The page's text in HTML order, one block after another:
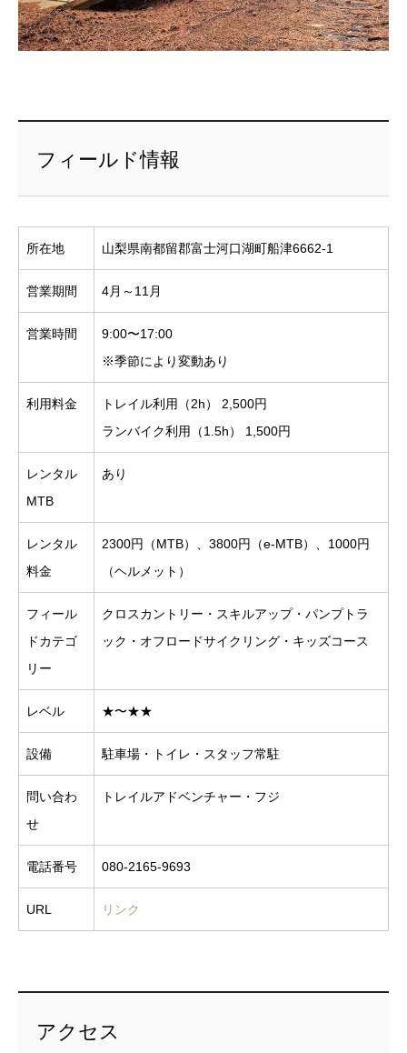
フィールド情報
所在地 山梨県南都留郡富士河口湖町船津6662-1
営業期間 4月～11月
営業時間
9:00〜17:00
※季節により変動あり
利用料金
トレイル利用（2h） 2,500円
ランバイク利用（1.5h） 1,500円
レンタル
MTB
あり
レンタル
料金
2300円（MTB）、3800円（e-MTB）、1000円
（ヘルメット）
フィール
ドカテゴ
リー
クロスカントリー・スキルアップ・パンプトラ
ック・オフロードサイクリング・キッズコース
レベル ★〜★★
設備 駐車場・トイレ・スタッフ常駐
問い合わ
せ
トレイルアドベンチャー・フジ
電話番号 080-2165-9693
URL リンク
アクセス